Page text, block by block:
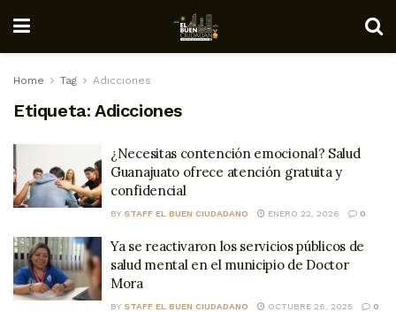
Home Tag Adicciones
Etiqueta: Adicciones
¿Necesitas contención emocional? Salud
Guanajuato ofrece atención gratuita y
confidencial
BY STAFF EL BUEN CIUDADANO ENERO 22, 2026 0
Ya se reactivaron los servicios públicos de
salud mental en el municipio de Doctor
Mora
BY STAFF EL BUEN CIUDADANO OCTUBRE 26, 2025 0